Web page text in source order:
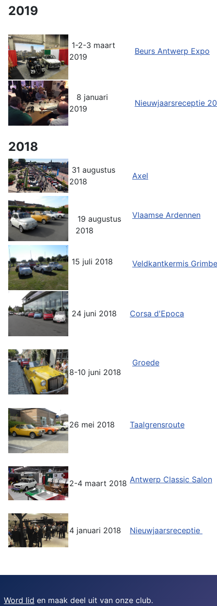
2019
1-2-3 maart
2019
Beurs Antwerp Expo
8 januari
2019
Nieuwjaarsreceptie
2018
31 augustus
2018
Axel
19 augustus
2018
Vlaamse Ardennen
15 juli 2018 Veldkantkermis
24 juni 2018 Corsa d'Epoca
8-10 juni 2018
Groede
26 mei 2018 Taalgrensroute
2-4 maart 2018 Antwerp Classic Salon
4 januari 2018 Nieuwjaarsreceptie
Word lid en maak deel uit van onze club.